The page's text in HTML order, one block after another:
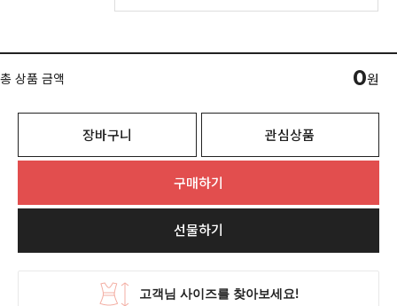
총 상품 금액 0원
장바구니 관심상품
구매하기
선물하기